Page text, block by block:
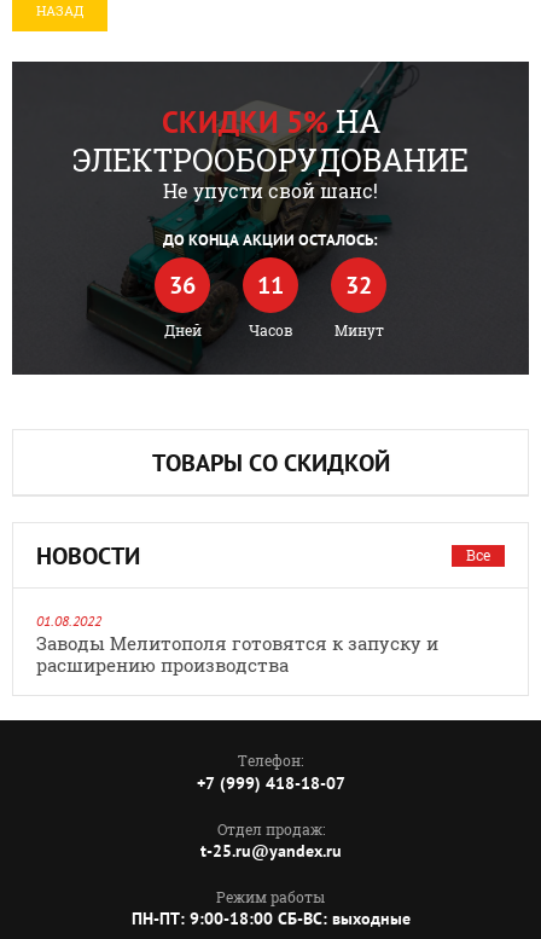
НАЗАД
СКИДКИ 5%НА
ЭЛЕКТРООБОРУДОВАНИЕ
Не упусти свой шанс!
ДО КОНЦА АКЦИИ ОСТАЛОСЬ:
36
Дней
11
Часов
32
Минут
ТОВАРЫ СО СКИДКОЙ
НОВОСТИ Все
01.08.2022
Заводы Мелитополя готовятся к запуску и
расширению производства
Телефон:
+7 (999) 418-18-07
Отдел продаж:
t-25.ru@yandex.ru
Режим работы
ПН-ПТ: 9:00-18:00 СБ-ВС: выходные